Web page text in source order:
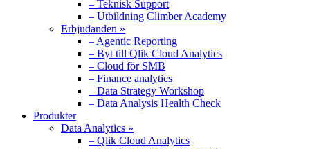
– Teknisk Support
– Utbildning Climber Academy
Erbjudanden »
– Agentic Reporting
– Byt till Qlik Cloud Analytics
– Cloud för SMB
– Finance analytics
– Data Strategy Workshop
– Data Analysis Health Check
Produkter
Data Analytics »
– Qlik Cloud Analytics